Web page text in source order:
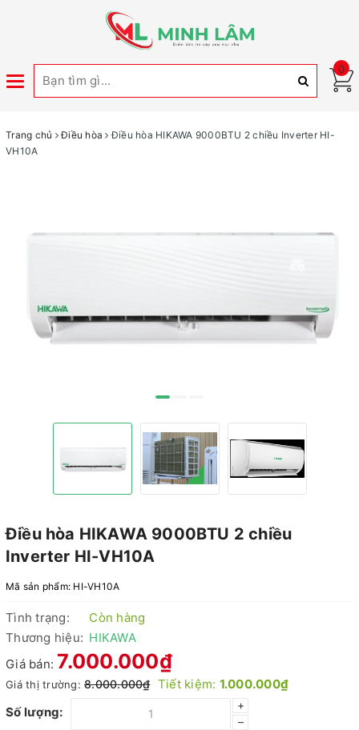
Toggle
0
Trang chủ Điều hòa
Điều hòa HIKAWA 9000BTU 2 chiều Inverter HI-
VH10A
Điều hòa HIKAWA 9000BTU 2 chiều
Inverter HI-VH10A
Mã sản phẩm: HI-VH10A
Tình trạng:
Còn hàng
Thương hiệu: HIKAWA
Giá bán: 7.000.000₫
Giá thị trường: 8.000.000₫ Tiết kiệm: 1.000.000₫
Số lượng:
+
–